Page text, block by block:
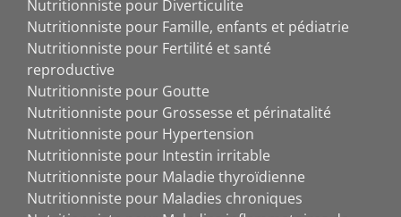
Nutritionniste pour Diverticulite
Nutritionniste pour Famille, enfants et pédiatrie
Nutritionniste pour Fertilité et santé
reproductive
Nutritionniste pour Goutte
Nutritionniste pour Grossesse et périnatalité
Nutritionniste pour Hypertension
Nutritionniste pour Intestin irritable
Nutritionniste pour Maladie thyroïdienne
Nutritionniste pour Maladies chroniques